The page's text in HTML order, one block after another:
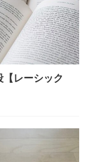
レーシック